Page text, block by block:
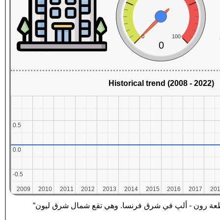
0 100
0
Historical trend (2008 - 2022)
2009
2009 2010
2010 2011
2011 2012
2012 2013
2013 2014
2014 2015
2015 2016
2016 2017
2017
-0.5
-0.5
0.0
0.0
0.5
0.5